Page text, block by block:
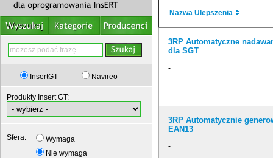
InsertGT Navireo
Produkty Insert GT:
Sfera:
Wymaga
Nie wymaga
Nazwa Ulepszenia
3RP Automatyczne
dla SGT
-
3RP Automatycznie
EAN13
-